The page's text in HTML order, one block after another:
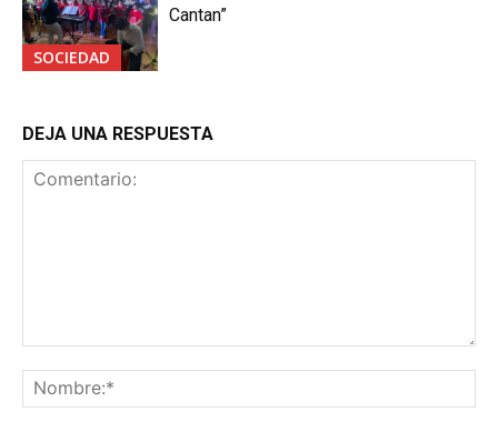
SOCIEDAD
Cantan”
DEJA UNA RESPUESTA